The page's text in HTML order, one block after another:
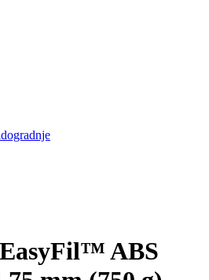
EasyFil™ ABS